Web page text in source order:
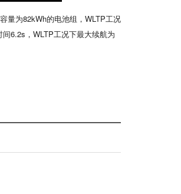
量为82kWh的电池组，WLTP工况
6.2s，WLTP工况下最大续航为